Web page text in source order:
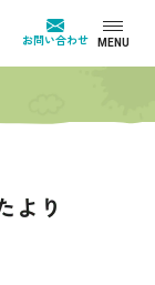
お問い合わせ MENU